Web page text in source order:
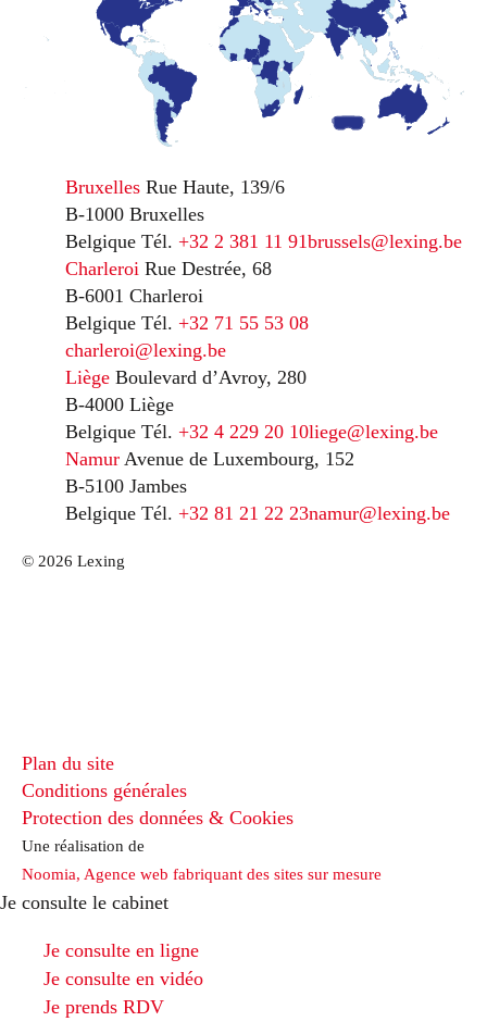
Bruxelles Rue Haute, 139/6
B-1000 Bruxelles
Belgique Tél. +32 2 381 11 91brussels@lexing.be
Charleroi Rue Destrée, 68
B-6001 Charleroi
Belgique Tél. +32 71 55 53 08
charleroi@lexing.be
Liège Boulevard d’Avroy, 280
B-4000 Liège
Belgique Tél. +32 4 229 20 10liege@lexing.be
Namur Avenue de Luxembourg, 152
B-5100 Jambes
Belgique Tél. +32 81 21 22 23namur@lexing.be
© 2026 Lexing
Plan du site
Conditions générales
Protection des données & Cookies
Une réalisation de
Noomia, Agence web fabriquant des sites sur mesure
Je consulte le cabinet
Je consulte en ligne
Je consulte en vidéo
Je prends RDV